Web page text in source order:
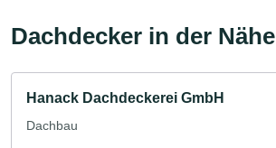
Dachdecker in der Nähe
Hanack Dachdeckerei GmbH
Dachbau